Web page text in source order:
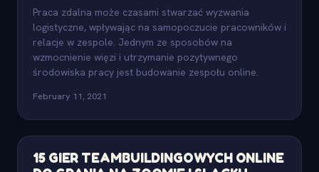
Praca zdalna może czasami stwarzać wyzwania
logistyczne, wpływając na samopoczucie pracowników i
relacje w zespole. Jednym ze sposobów na
wzmocnienie więzi i utrzymanie pozytywnego
środowiska pracy jest budowanie zespołu online.
February 11, 2021
15 GIER TEAMBUILDINGOWYCH ONLINE